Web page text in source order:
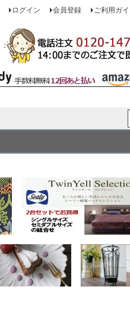
ログイン 会員登録 ご利用ガ